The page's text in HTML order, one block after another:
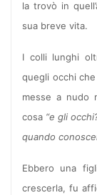
la trovò in
sua breve vita.
I colli lunghi
quegli occhi
messe a nudo
cosa “e gli
quando
Ebbero una
crescerla, fu